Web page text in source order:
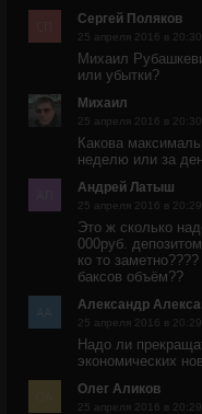
Сергей Поляков
25 апреля 2016 в 20:30
Михаил
или убытки?
Михаил
25 апреля 2016 в 20:30
Какова
неделю или за
Андрей Латыш
25 апреля 2016 в 20:29
Это ж сколько
000руб.
ко то
баксов объём??
Александр
25 апреля 2016 в 20:29
Надо ли
экономических
Олег Аликов
25 апреля 2016 в 20:29